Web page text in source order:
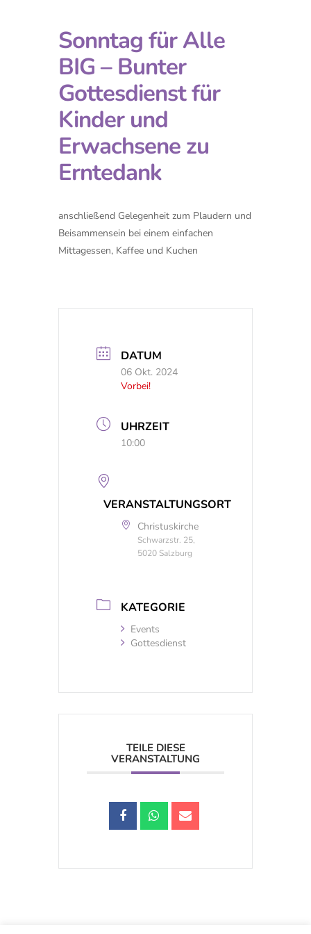
Sonntag für Alle
BIG – Bunter
Gottesdienst für
Kinder und
Erwachsene zu
Erntedank
anschließend Gelegenheit zum Plaudern und
Beisammensein bei einem einfachen
Mittagessen, Kaffee und Kuchen
DATUM
06 Okt. 2024
Vorbei!
UHRZEIT
10:00
VERANSTALTUNGSORT
Christuskirche
Schwarzstr. 25,
5020 Salzburg
KATEGORIE
Events
Gottesdienst
TEILE DIESE
VERANSTALTUNG